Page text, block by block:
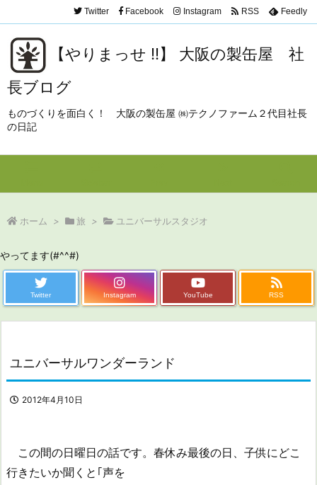
【やりまっせ !!】 大阪の製缶屋 社
長ブログ
ものづくりを面白く！ 大阪の製缶屋 ㈱テクノファーム２代目社長
の日記
Twitter Facebook Instagram RSS Feedly
ホーム > 旅 > ユニバーサルスタジオ
やってます(#^^#)
Twitter Instagram YouTube RSS
ユニバーサルワンダーランド
2012年4月10日
この間の日曜日の話です。春休み最後の日、子供にどこ
行きたいか聞くと｢声を